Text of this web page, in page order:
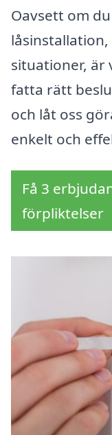
Oavsett om
situationer, är
fatta rätt
och låt oss
enkelt och
Få 3
förpliktelser